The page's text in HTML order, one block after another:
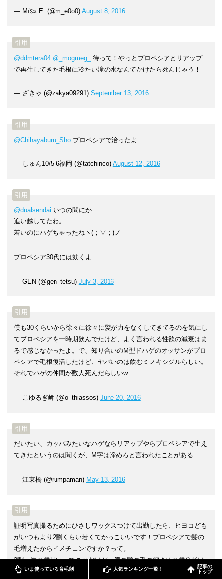
— Mïऽ೩ E. (@m_e0o0) August 8, 2016
@ddmtera04 @_mogmeg_
待って！やっとプロペシアとリアップ
で再生してきた毛根に冷たい滝の水なんてかけたら死んじゃう！
— ざきゃ (@zakya09291) September 13, 2016
@Chihayaburu_Shoプロペシアで治ったよ
— しゅん10/5-6福岡 (@tatchinco) August 12, 2016
@dualsendai いつの間にか
追い越してたわ。
若いのにハゲちゃったねヽ(；▽；)ノ
プロペシア30代には効くよ
— GEN (@gen_tetsu) July 3, 2016
僕も30くらいから徐々に徐々に髪が力をなくしてきてるのを気にし
てプロペシアを一時期飲んでたけど、よく言われる性欲の減衰はま
るで感じなかったよ。で、知り合いのM型ドハゲのオッサンがプロ
ペシアで毛根復活したけど、ヤバいのは飲むミノキシジルらしい。
それでハゲの仲間が数人死んだらしいw
— こゆるぎ岬 (@o_thiassos) June 20, 2016
だいたい、カッパみたいなハゲならリアップやらプロペシアで生え
てきたというのは聞くが、M字は諦めろと言われたことがある
— 江東橋 (@rumpaman) May 13, 2016
証明写真撮るためにひさしワックスつけて出勤したら、ヒヨコども
がいつもより2割くらい若くてかっこいいです！プロペシアで髪の
毛増えたからイメチェンですか？って。
2割＝約６歳若いってことだけど、僕の髪の毛の細さは６歳分老け
て見える要素ってことか。。
いま使っている育毛剤 人気ランキング一覧！
記事の
トップ